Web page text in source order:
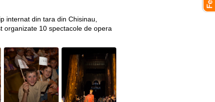
internat din tara din Chisinau,
organizate 10 spectacole de opera